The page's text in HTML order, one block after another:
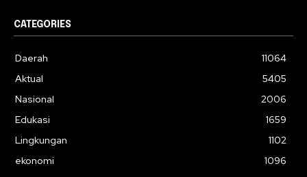
CATEGORIES
Daerah
11064
Aktual
5405
Nasional
2006
Edukasi
1659
Lingkungan
1102
ekonomi
1096